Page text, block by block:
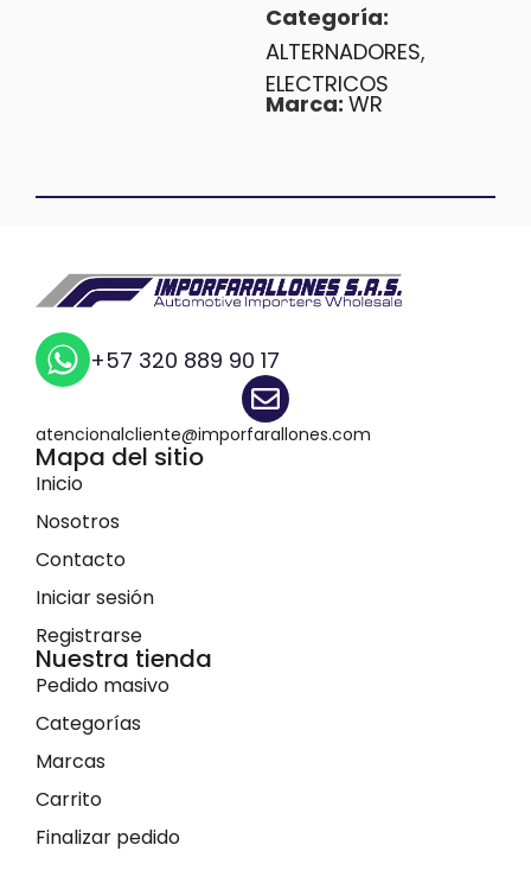
Categoría:
ALTERNADORES,
ELECTRICOS
Marca: WR
+57 320 889 90 17
atencionalcliente@imporfarallones.com
Mapa del sitio
Inicio
Nosotros
Contacto
Iniciar sesión
Registrarse
Nuestra tienda
Pedido masivo
Categorías
Marcas
Carrito
Finalizar pedido